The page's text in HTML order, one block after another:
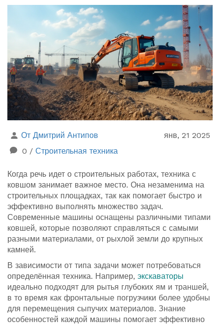
От Дмитрий Антипов
янв, 21 2025
0 / Строительная техника
Когда речь идет о строительных работах, техника с
ковшом занимает важное место. Она незаменима на
строительных площадках, так как помогает быстро и
эффективно выполнять множество задач.
Современные машины оснащены различными типами
ковшей, которые позволяют справляться с самыми
разными материалами, от рыхлой земли до крупных
камней.
В зависимости от типа задачи может потребоваться
определённая техника. Например, экскаваторы
идеально подходят для рытья глубоких ям и траншей,
в то время как фронтальные погрузчики более удобны
для перемещения сыпучих материалов. Знание
особенностей каждой машины помогает эффективно